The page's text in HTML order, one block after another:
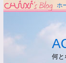
ホ
何と